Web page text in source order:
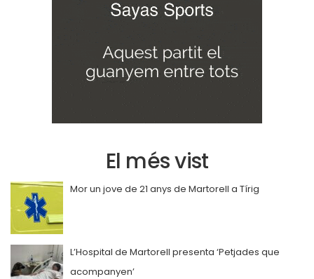
El més vist
Mor un jove de 21 anys de Martorell a Tírig
L’Hospital de Martorell presenta ‘Petjades que
acompanyen’